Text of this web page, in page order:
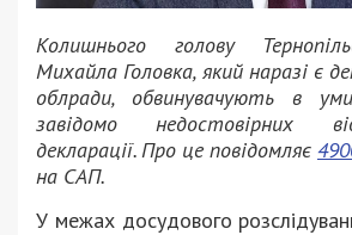
Колишнього голову
Михайла Головка, який наразі є
облради, обвинувачують в
завідомо недостовірних
декларації. Про це повідомляє
на САП.
У межах досудового